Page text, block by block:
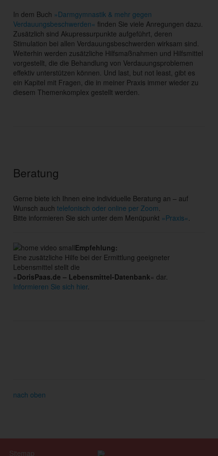
In dem Buch »Darmgymnastik & mehr gegen
Verdauungsbeschwerden« finden Sie viele Anregungen dazu.
Zusätzlich sind Akupressurpunkte aufgeführt, deren
Stimulation bei allen Verdauungsbeschwerden wirksam sind.
Weiterhin werden zusätzliche Hilfsmaßnahmen und Hilfsmittel
vorgestellt, die die Behandlung von Verdauungsproblemen
effektiv unterstützen können. Und last, but not least, gibt es
ein Kapitel mit Fragen, die in meiner Praxis immer wieder zu
diesem Themenkomplex gestellt werden.
Beratung
Gerne biete ich Ihnen eine individuelle Beratung an – auf
Wunsch auch telefonisch oder online per Zoom
Bitte informieren Sie sich unter dem Menüpunkt »Praxis«
Empfehlung:
Eine zusätzliche Hilfe bei der Ermittlung geeigneter
Lebensmittel stellt die
»DorisPaas.de – Lebensmittel-Datenbank« dar.
Informieren Sie sich hier.
nach oben
Sitemap